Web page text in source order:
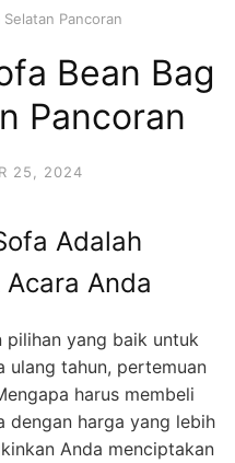
Pancoran
Bean Bag
Pancoran
25, 2024
Adalah
Anda
pilihan yang baik untuk
ulang tahun, pertemuan
harus membeli
dengan harga yang lebih
Anda menciptakan